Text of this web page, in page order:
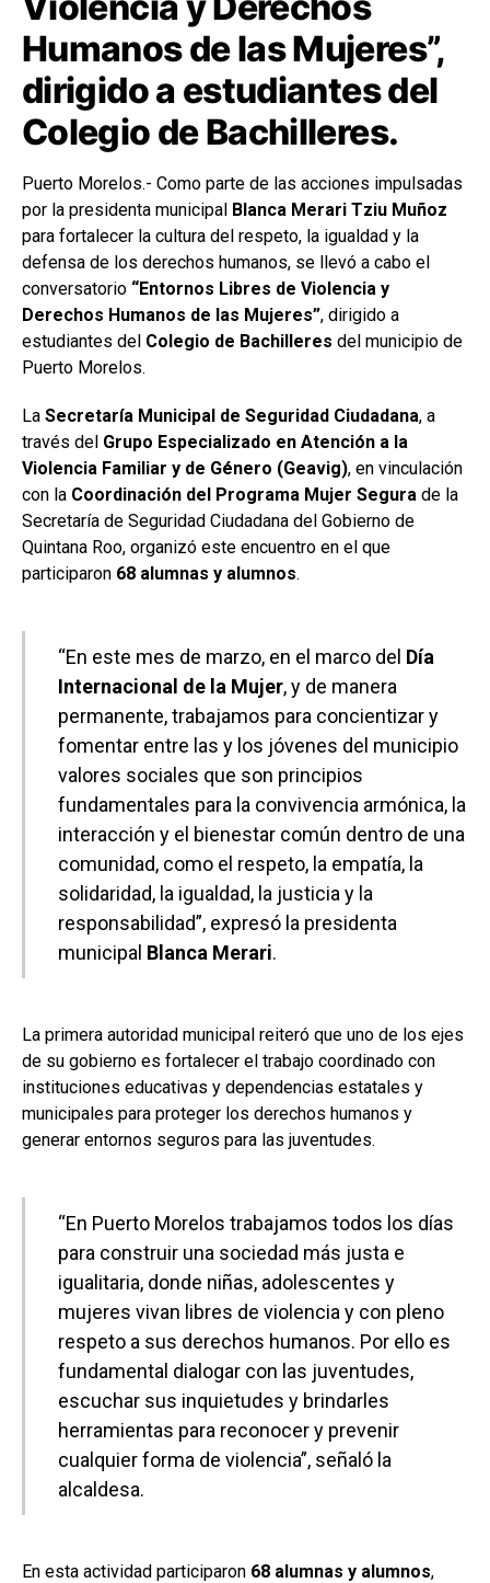
Humanos de las Mujeres”,
dirigido a estudiantes del
Colegio de Bachilleres.
Puerto Morelos.- Como parte de las acciones impulsadas
por la presidenta municipal Blanca Merari Tziu Muñoz
para fortalecer la cultura del respeto, la igualdad y la
defensa de los derechos humanos, se llevó a cabo el
conversatorio “Entornos Libres de Violencia y
Derechos Humanos de las Mujeres”, dirigido a
estudiantes del Colegio de Bachilleres del municipio de
Puerto Morelos.
La Secretaría Municipal de Seguridad Ciudadana, a
través del Grupo Especializado en Atención a la
Violencia Familiar y de Género (Geavig), en vinculación
con la Coordinación del Programa Mujer Segura de la
Secretaría de Seguridad Ciudadana del Gobierno de
Quintana Roo, organizó este encuentro en el que
participaron 68 alumnas y alumnos.
“En este mes de marzo, en el marco del Día
Internacional de la Mujer, y de manera
permanente, trabajamos para concientizar y
fomentar entre las y los jóvenes del municipio
valores sociales que son principios
fundamentales para la convivencia armónica, la
interacción y el bienestar común dentro de una
comunidad, como el respeto, la empatía, la
solidaridad, la igualdad, la justicia y la
responsabilidad”, expresó la presidenta
municipal Blanca Merari.
La primera autoridad municipal reiteró que uno de los ejes
de su gobierno es fortalecer el trabajo coordinado con
instituciones educativas y dependencias estatales y
municipales para proteger los derechos humanos y
generar entornos seguros para las juventudes.
“En Puerto Morelos trabajamos todos los días
para construir una sociedad más justa e
igualitaria, donde niñas, adolescentes y
mujeres vivan libres de violencia y con pleno
respeto a sus derechos humanos. Por ello es
fundamental dialogar con las juventudes,
escuchar sus inquietudes y brindarles
herramientas para reconocer y prevenir
cualquier forma de violencia”, señaló la
alcaldesa.
En esta actividad participaron 68 alumnas y alumnos,